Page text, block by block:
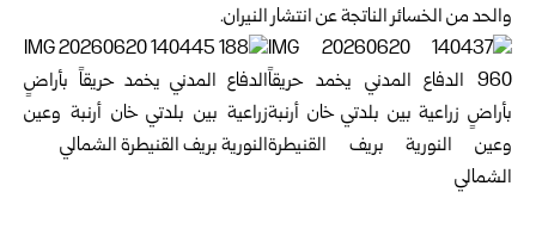
والحد من الخسائر الناتجة عن انتشار النيران.